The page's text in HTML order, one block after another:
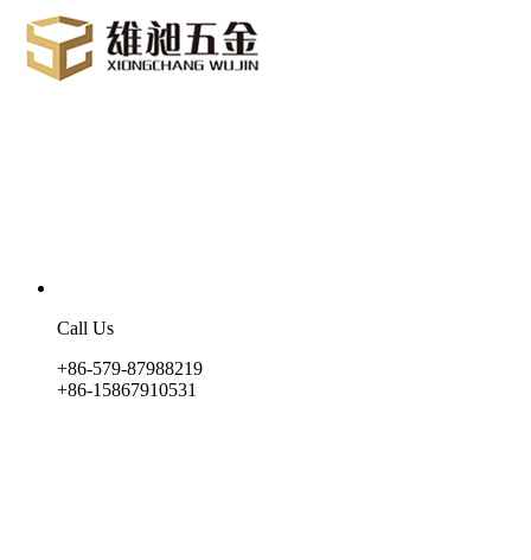
Call Us
+86-579-87988219
+86-15867910531